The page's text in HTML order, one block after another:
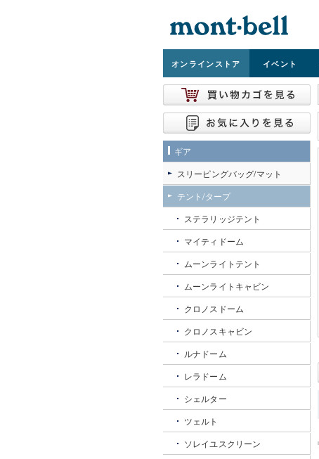
オンラインストア イベント
ギア
スリーピングバッグ/マット
テント/タープ
ステラリッジテント
マイティドーム
ムーンライトテント
ムーンライトキャビン
クロノスドーム
クロノスキャビン
ルナドーム
レラドーム
シェルター
ツェルト
ソレイユスクリーン